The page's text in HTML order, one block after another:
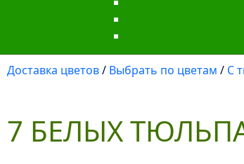
Доставка цветов/ Выбрать по цветам / С
7 БЕЛЫХ